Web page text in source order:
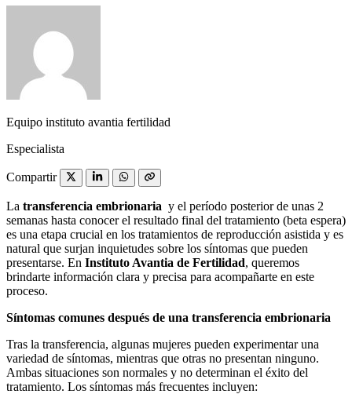
Equipo instituto avantia fertilidad
Especialista
Compartir
La transferencia embrionaria y el período posterior de unas 2
semanas hasta conocer el resultado final del tratamiento (beta espera)
es una etapa crucial en los tratamientos de reproducción asistida y es
natural que surjan inquietudes sobre los síntomas que pueden
presentarse. En Instituto Avantia de Fertilidad, queremos
brindarte información clara y precisa para acompañarte en este
proceso.
Síntomas comunes después de una transferencia embrionaria
Tras la transferencia, algunas mujeres pueden experimentar una
variedad de síntomas, mientras que otras no presentan ninguno.
Ambas situaciones son normales y no determinan el éxito del
tratamiento. Los síntomas más frecuentes incluyen: